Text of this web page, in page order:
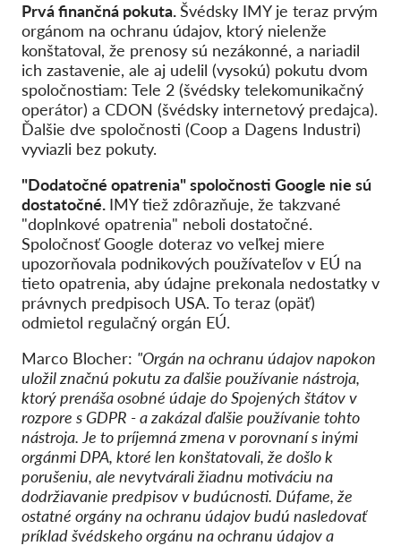
Prvá finančná pokuta.Švédsky IMY je teraz prvým
orgánom na ochranu údajov, ktorý nielenže
konštatoval, že prenosy sú nezákonné, a nariadil
ich zastavenie, ale aj udelil (vysokú) pokutu dvom
spoločnostiam: Tele 2 (švédsky telekomunikačný
operátor) a CDON (švédsky internetový predajca).
Ďalšie dve spoločnosti (Coop a Dagens Industri)
vyviazli bez pokuty.
"Dodatočné opatrenia" spoločnosti Google nie sú
dostatočné. IMY tiež zdôrazňuje, že takzvané
"doplnkové opatrenia" neboli dostatočné.
Spoločnosť Google doteraz vo veľkej miere
upozorňovala podnikových používateľov v EÚ na
tieto opatrenia, aby údajne prekonala nedostatky v
právnych predpisoch USA. To teraz (opäť)
odmietol regulačný orgán EÚ.
Marco Blocher: "Orgán na ochranu údajov napokon
uložil značnú pokutu za ďalšie používanie nástroja,
ktorý prenáša osobné údaje do Spojených štátov v
rozpore s GDPR - a zakázal ďalšie používanie tohto
nástroja. Je to príjemná zmena v porovnaní s inými
orgánmi DPA, ktoré len konštatovali, že došlo k
porušeniu, ale nevytvárali žiadnu motiváciu na
dodržiavanie predpisov v budúcnosti. Dúfame, že
ostatné orgány na ochranu údajov budú nasledovať
príklad švédskeho orgánu na ochranu údajov a